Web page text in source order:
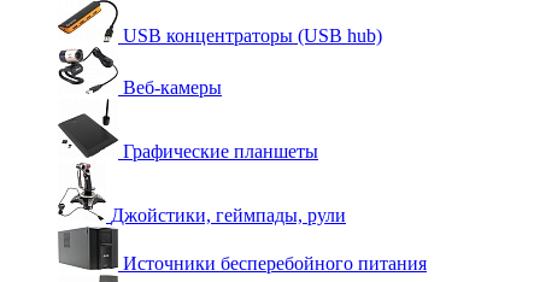
USB концентраторы (USB hub)
Веб-камеры
Графические планшеты
Джойстики, геймпады, рули
Источники бесперебойного питания